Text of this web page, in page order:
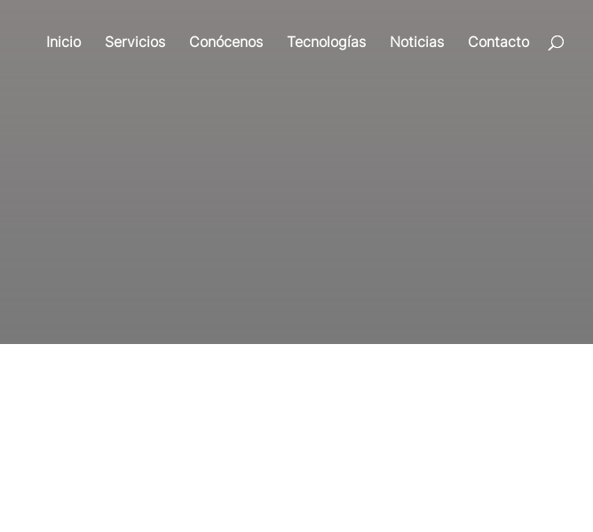
Inicio Servicios Conócenos Tecnologías Noticias Contacto